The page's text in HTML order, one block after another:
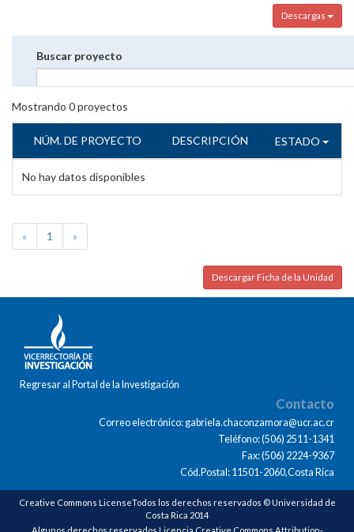
Descargas
Buscar proyecto
Mostrando 0proyectos
NÚM. DE PROYECTO DESCRIPCIÓN ESTADO
No hay datos disponibles
« 1 »
Descargar Ficha de la Unidad
Regresar al Portal de la Investigación
Contacto
Correo electrónico: gabriela.chaconzamora@ucr.ac.cr
Teléfono: (506) 2511-1341
Fax: (506) 2224-9367
Cód.Postal: 11501-2060,Costa Rica
Creative Commons LicenseTodos los derechos reservados © Universidad de
Costa Rica 2014